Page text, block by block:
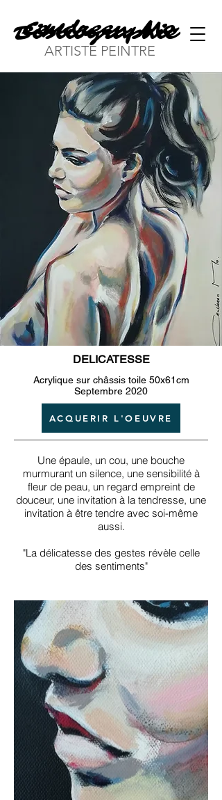
Bibliographie
Cendreen Mo
ARTISTE PEINTRE
DELICATESSE
Acrylique sur châssis toile 50x61cm
Septembre 2020
ACQUERIR L'OEUVRE
Une épaule, un cou, une bouche
murmurant un silence, une sensibilité à
fleur de peau, un regard empreint de
douceur, une invitation à la tendresse, une
invitation à être tendre avec soi-même
aussi.
"La délicatesse des gestes révèle celle
des sentiments"